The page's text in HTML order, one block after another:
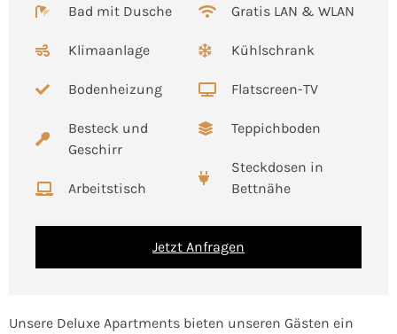
Bad mit Dusche
Klimaanlage
Bodenheizung
Besteck und
Geschirr
Arbeitstisch
Gratis LAN & WLAN
Kühlschrank
Flatscreen-TV
Teppichboden
Steckdosen in
Bettnähe
Jetzt Anfragen
Unsere Deluxe Apartments bieten unseren Gästen ein